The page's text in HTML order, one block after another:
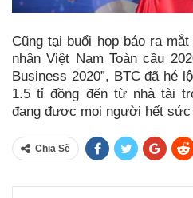
Cũng tại buổi họp báo ra
nhân Việt Nam Toàn cầu
Business 2020”, BTC đã hé
1.5 tỉ đồng đến từ nhà tài
đang được mọi người hết
Chia Sẽ